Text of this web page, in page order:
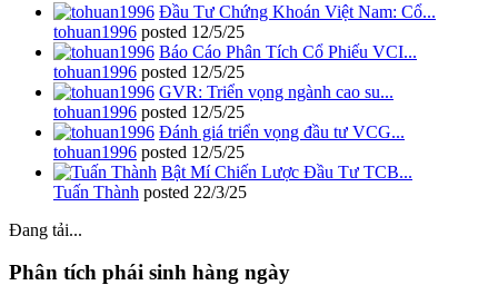
Đầu Tư Chứng Khoán Việt Nam: Cổ...
tohuan1996 posted 12/5/25
Báo Cáo Phân Tích Cổ Phiếu VCI...
tohuan1996 posted 12/5/25
GVR: Triển vọng ngành cao su...
tohuan1996 posted 12/5/25
Đánh giá triển vọng đầu tư VCG...
tohuan1996 posted 12/5/25
Bật Mí Chiến Lược Đầu Tư TCB...
Tuấn Thành posted 22/3/25
Đang tải...
Phân tích phái sinh hàng ngày